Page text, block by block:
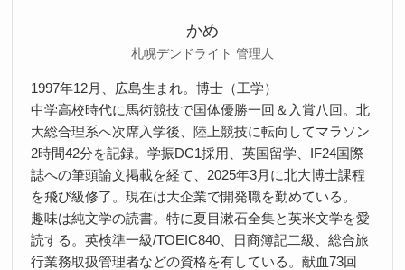
かめ
札幌デンドライト 管理人
1997年12月、広島生まれ。博士（工学）
中学高校時代に馬術競技で国体優勝一回＆入賞八回。北
大総合理系へ次席入学後、陸上競技に転向してマラソン
2時間42分を記録。学振DC1採用、英国留学、IF24国際
誌への筆頭論文掲載を経て、2025年3月に北大博士課程
を飛び級修了。現在は大企業で開発職を勤めている。
趣味は純文学の読書。特に夏目漱石全集と英米文学を愛
読する。英検準一級/TOEIC840、日商簿記二級、総合旅
行業務取扱管理者などの資格を有している。献血73回